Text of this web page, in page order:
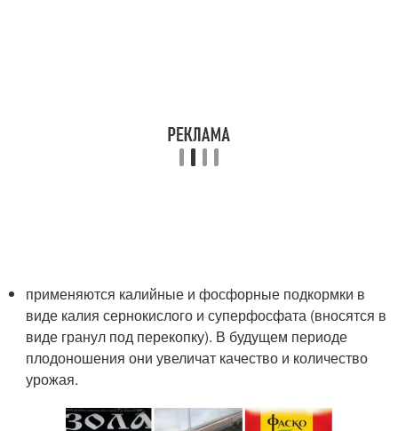
применяются калийные и фосфорные подкормки в
виде калия сернокислого и суперфосфата (вносятся в
виде гранул под перекопку). В будущем периоде
плодоношения они увеличат качество и количество
урожая.